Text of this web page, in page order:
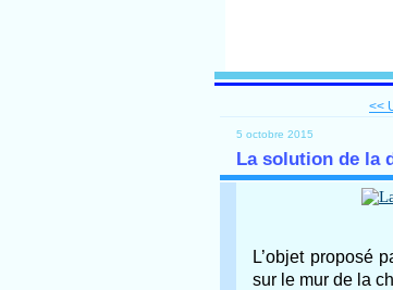
<<
5 octobre 2015
La solution de la
L’objet proposé
sur le mur de la